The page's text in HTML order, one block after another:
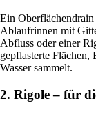
Ein Oberflächendrain
Ablaufrinnen mit
Abfluss oder einer
gepflasterte Flächen,
Wasser sammelt.
2. Rigole – für